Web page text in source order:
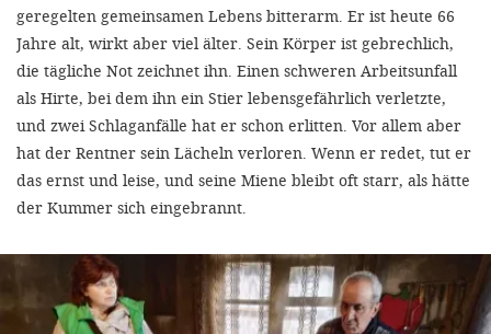
geregelten gemeinsamen Lebens bitterarm. Er ist heute 66
Jahre alt, wirkt aber viel älter. Sein Körper ist gebrechlich,
die tägliche Not zeichnet ihn. Einen schweren Arbeitsunfall
als Hirte, bei dem ihn ein Stier lebensgefährlich verletzte,
und zwei Schlaganfälle hat er schon erlitten. Vor allem aber
hat der Rentner sein Lächeln verloren. Wenn er redet, tut er
das ernst und leise, und seine Miene bleibt oft starr, als hätte
der Kummer sich eingebrannt.